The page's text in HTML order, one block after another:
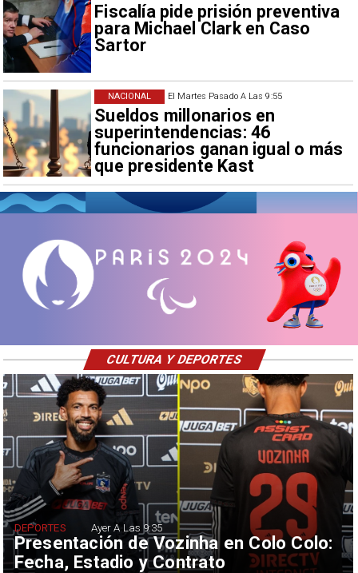
Fiscalía pide prisión preventiva
para Michael Clark en Caso
Sartor
El Martes Pasado A Las 9:55
Sueldos millonarios en
superintendencias: 46
funcionarios ganan igual o más
que presidente Kast
NACIONAL
Presentación de Vozinha en Colo Colo:
Fecha, Estadio y Contrato
DEPORTES Ayer A Las 9:35
CULTURA Y DEPORTES